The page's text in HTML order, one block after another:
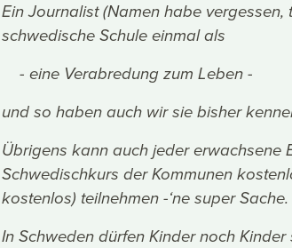
Ein Journalist (Namen habe vergessen,
schwedische Schule einmal als
- eine Verabredung zum Leben -
und so haben auch wir sie bisher
Übrigens kann auch jeder erwachsene
Schwedischkurs der Kommunen
kostenlos) teilnehmen -‘ne super Sache.
In Schweden dürfen Kinder noch Kinder